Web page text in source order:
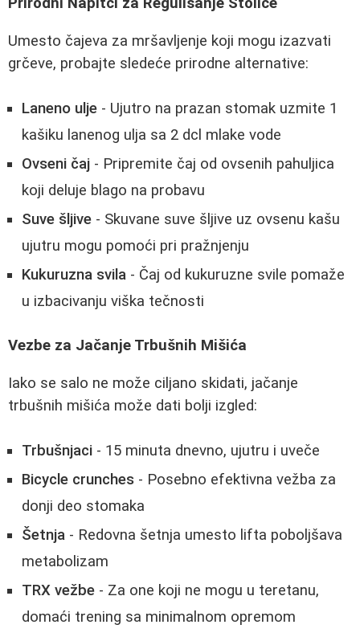
Umesto čajeva za mršavljenje koji mogu izazvati
grčeve, probajte sledeće prirodne alternative:
Laneno ulje - Ujutro na prazan stomak uzmite 1
kašiku lanenog ulja sa 2 dcl mlake vode
Ovseni čaj - Pripremite čaj od ovsenih pahuljica
koji deluje blago na probavu
Suve šljive - Skuvane suve šljive uz ovsenu kašu
ujutru mogu pomoći pri pražnjenju
Kukuruzna svila - Čaj od kukuruzne svile pomaže
u izbacivanju viška tečnosti
Vezbe za Jačanje Trbušnih Mišića
Iako se salo ne može ciljano skidati, jačanje
trbušnih mišića može dati bolji izgled:
Trbušnjaci - 15 minuta dnevno, ujutru i uveče
Bicycle crunches - Posebno efektivna vežba za
donji deo stomaka
Šetnja - Redovna šetnja umesto lifta poboljšava
metabolizam
TRX vežbe - Za one koji ne mogu u teretanu,
domaći trening sa minimalnom opremom